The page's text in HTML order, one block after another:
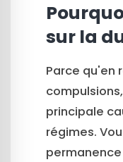
sur la
Parce qu'en
principale
régimes.